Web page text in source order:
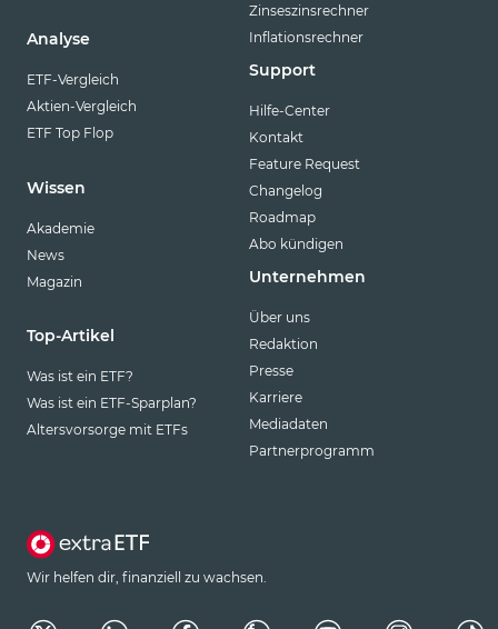
Analyse
ETF-Vergleich
Aktien-Vergleich
ETF Top Flop
Wissen
Akademie
News
Magazin
Top-Artikel
Was ist ein ETF?
Was ist ein ETF-Sparplan?
Altersvorsorge mit ETFs
Zinseszinsrechner
Inflationsrechner
Support
Hilfe-Center
Kontakt
Feature Request
Changelog
Roadmap
Abo kündigen
Unternehmen
Über uns
Redaktion
Presse
Karriere
Mediadaten
Partnerprogramm
Wir helfen dir, finanziell zu wachsen.